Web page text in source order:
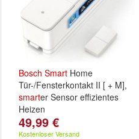
Bosch Smart Home
Tür-/Fensterkontakt II [ + M],
smarter Sensor effizientes
Heizen
49,99 €
Kostenloser Versand